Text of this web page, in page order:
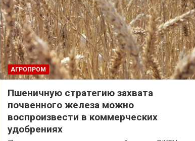
АГРОПРОМ
Пшеничную стратегию захвата
почвенного железа можно
воспроизвести в коммерческих
удобрениях